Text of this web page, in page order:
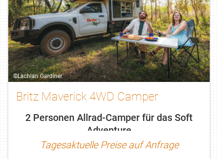
©Lachlan Gardiner
Britz Maverick 4WD Camper
2 Personen Allrad-Camper für das Soft
Adventure
Tagesaktuelle Preise auf Anfrage